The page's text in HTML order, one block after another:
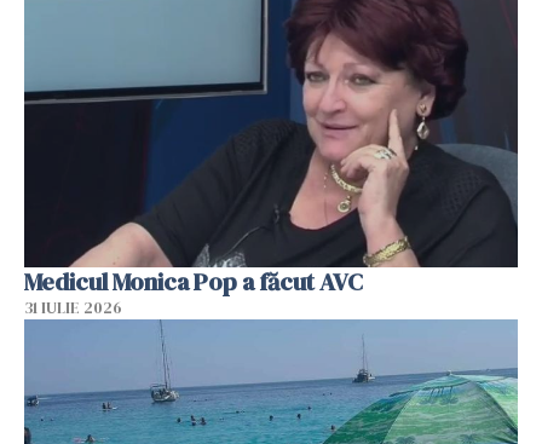
Medicul Monica Pop a făcut AVC
31 IULIE 2026